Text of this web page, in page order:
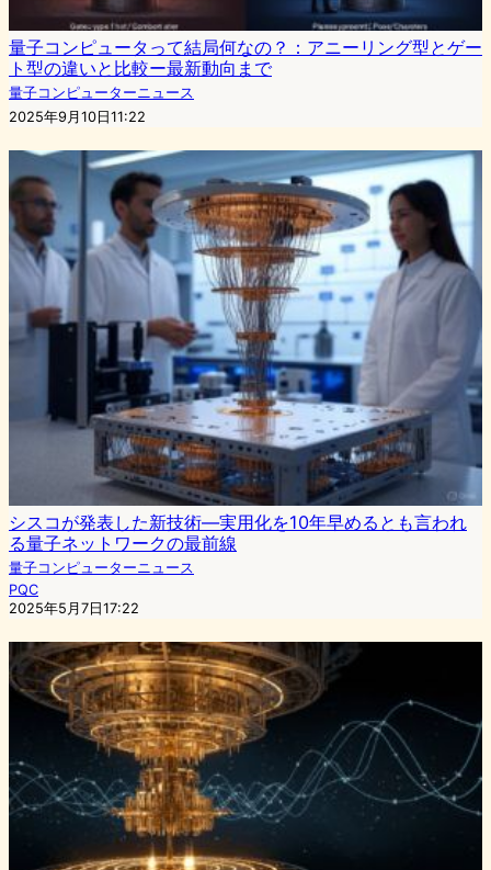
量子コンピュータって結局何なの？：アニーリング型とゲー
ト型の違いと比較ー最新動向まで
量子コンピューターニュース
2025年9月10日11:22
シスコが発表した新技術―実用化を10年早めるとも言われ
る量子ネットワークの最前線
量子コンピューターニュース
PQC
2025年5月7日17:22